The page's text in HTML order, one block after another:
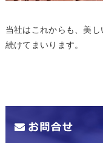
当社はこれからも、美
続けてまいります。